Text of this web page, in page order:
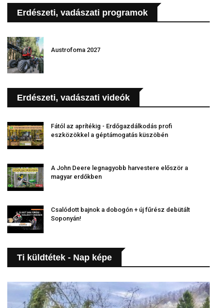
Erdészeti, vadászati programok
Austrofoma 2027
Erdészeti, vadászati videók
Fától az aprítékig - Erdőgazdálkodás profi
eszközökkel a géptámogatás küszöbén
A John Deere legnagyobb harvestere először a
magyar erdőkben
Csalódott bajnok a dobogón + új fűrész debütált
Soponyán!
Ti küldtétek - Nap képe